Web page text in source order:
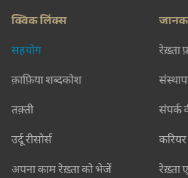
क्विक लिंक्स
सहयोग
क़ाफ़िया शब्दकोश
तक़्ती
उर्दू रीसोर्स
अपना काम रेख़्ता को भेजें
रेख़्ता
संपर्क
करियर
रेख़्ता